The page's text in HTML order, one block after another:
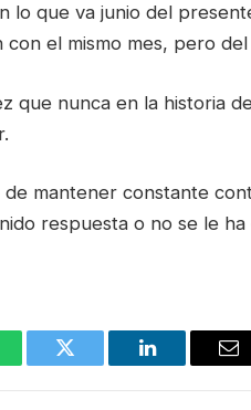
lo que va junio del
el mismo mes, pero del
que nunca en la historia
mantener constante
respuesta o no se le
Twitter LinkedIn